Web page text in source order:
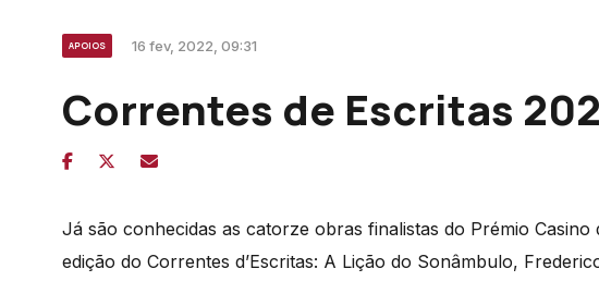
APOIOS 16 fev, 2022, 09:31
Correntes de Escritas
Já são conhecidas as catorze obras finalistas do Prémio
edição do Correntes d’Escritas: A Lição do Sonâmbulo,